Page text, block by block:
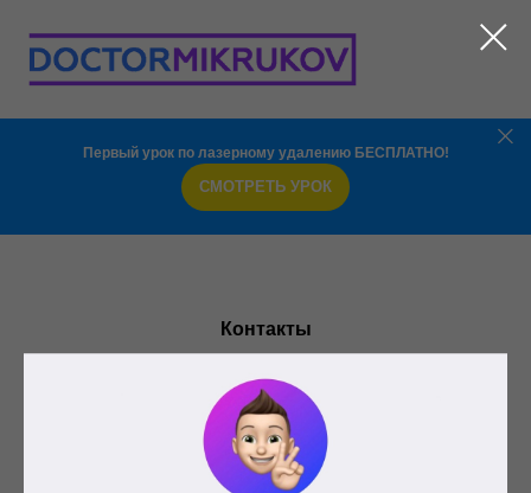
Первый урок по лазерному удалению БЕСПЛАТНО!
СМОТРЕТЬ УРОК
Контакты
Консультант по обучению: +7(989)70-70-207